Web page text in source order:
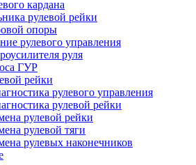
кардана
рулевой рейки
опоры
рулевого управления
руля
ГУР
рейки
рулевого управления
рулевой рейки
рулевой рейки
рулевой тяги
рулевых наконечников